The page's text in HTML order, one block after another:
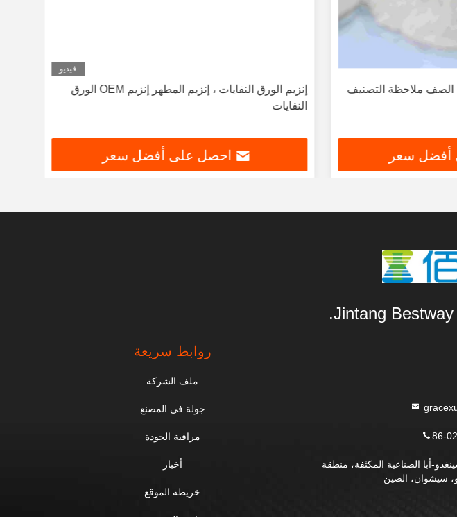
الصف ملاحظة التصنيف
أفضل سعر
فيديو
إنزيم الورق النفايات ، إنزيم المطهر إنزيم OEM الورق
النفايات
احصل على أفضل سعر
Jintang Bestway
86-
تشينغدو-أبا الصناعية المكثفة، منطقة
سيشوان، الصين
روابط سريعة
ملف الشركة
جولة في المصنع
مراقبة الجودة
أخبار
خريطة الموقع